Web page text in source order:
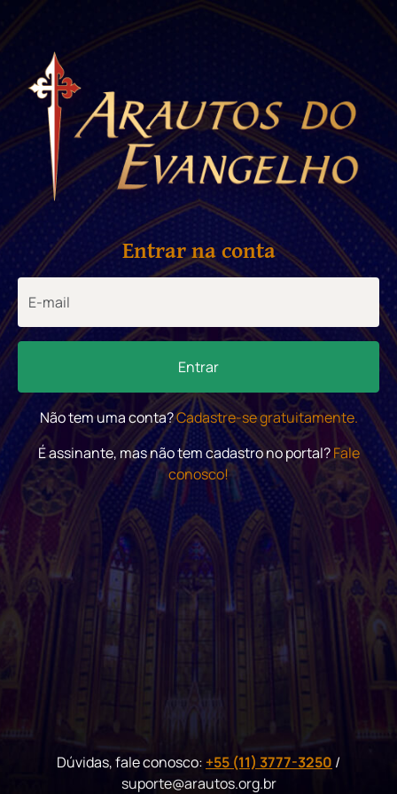
Entrar na conta
Entrar
Não tem uma conta?Cadastre-se gratuitamente.
É assinante, mas não tem cadastro no portal?Fale
conosco!
Dúvidas, fale conosco: +55 (11) 3777-3250 /
suporte@arautos.org.br